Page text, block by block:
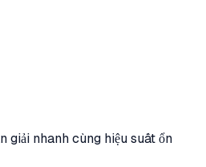
nhanh cùng hiệu suất ổn